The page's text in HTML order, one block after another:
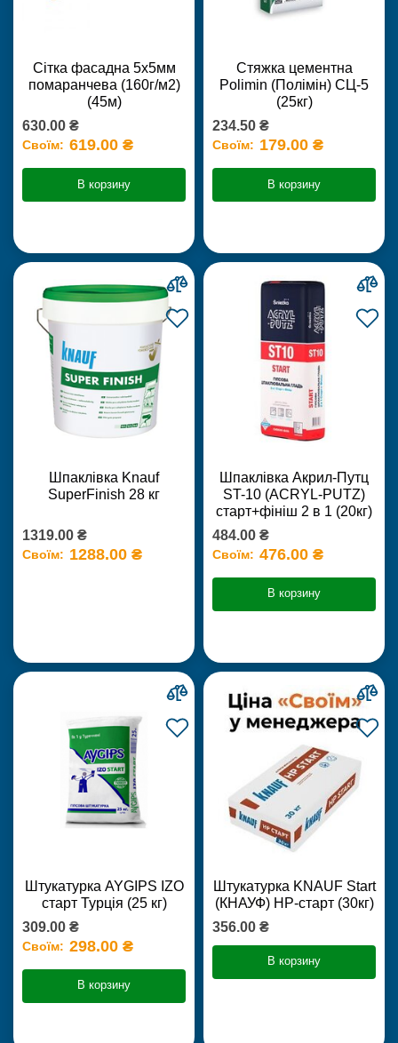
Сітка фасадна 5х5мм
помаранчева (160г/м2)
(45м)
630.00 ₴
Своїм: 619.00 ₴
В корзину
Стяжка цементна
Polimin (Полімін) СЦ-5
(25кг)
234.50 ₴
Своїм: 179.00 ₴
В корзину
Шпаклівка Knauf
SuperFinish 28 кг
1319.00 ₴
Своїм: 1288.00 ₴
Шпаклівка Акрил-Путц
ST-10 (ACRYL-PUTZ)
старт+фініш 2 в 1 (20кг)
484.00 ₴
Своїм: 476.00 ₴
В корзину
Штукатурка AYGIPS IZO
старт Турція (25 кг)
309.00 ₴
Своїм: 298.00 ₴
В корзину
Штукатурка KNAUF Start
(КНАУФ) НР-старт (30кг)
356.00 ₴
В корзину